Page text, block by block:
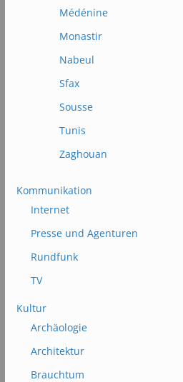
Médénine
Monastir
Nabeul
Sfax
Sousse
Tunis
Zaghouan
Kommunikation
Internet
Presse und Agenturen
Rundfunk
TV
Kultur
Archäologie
Architektur
Brauchtum